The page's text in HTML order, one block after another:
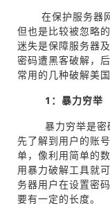
在保护服务器网
但也是比较被忽略
迷失是保障服务器
密码遭黑客破解，
常用的几种破解美
1 ：暴力穷举
暴力穷举是
先了解到用户的账
单，像利用简单的
用暴力破解工具就
务器用户在设置密
要有一定的长度。